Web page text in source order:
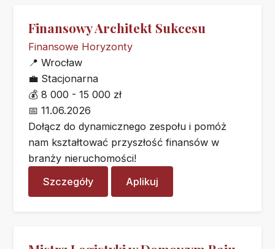
Finansowy Architekt Sukcesu
Finansowe Horyzonty
📍 Wrocław
💼 Stacjonarna
💰 8 000 - 15 000 zł
📅 11.06.2026
Dołącz do dynamicznego zespołu i pomóż
nam kształtować przyszłość finansów w
branży nieruchomości!
Szczegóły
Aplikuj